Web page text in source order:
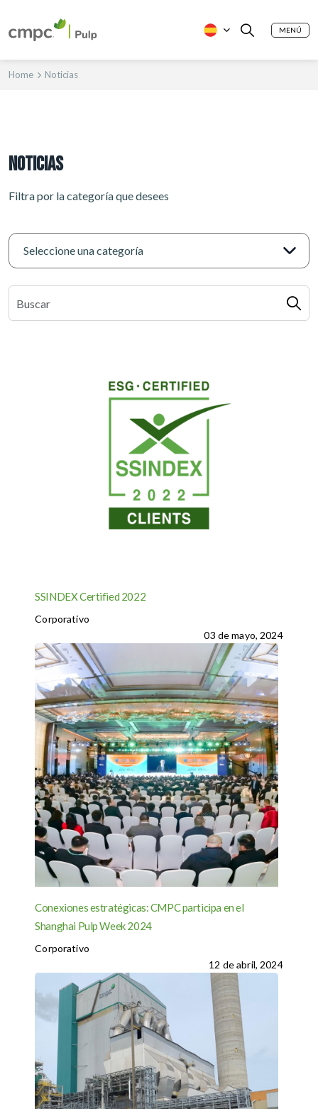
MENÚ
Home Noticias
NOTICIAS
Filtra por la categoría que desees
SSINDEX Certified 2022
Corporativo
03 de mayo, 2024
Conexiones estratégicas: CMPC participa en el
Shanghai Pulp Week 2024
Corporativo
12 de abril, 2024